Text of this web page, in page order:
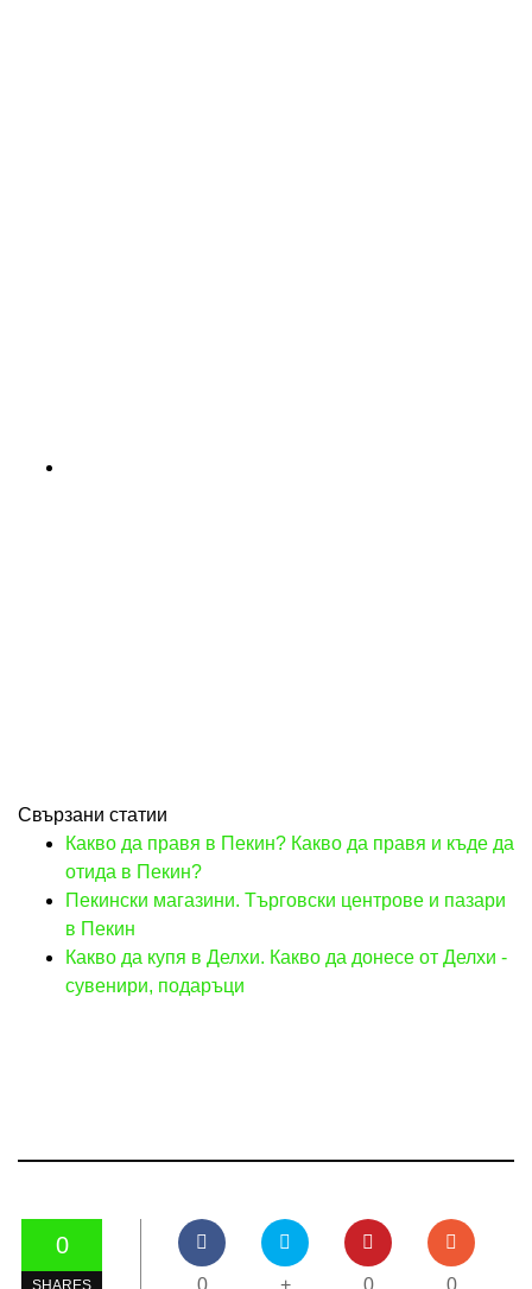
Свързани статии
Какво да правя в Пекин? Какво да правя и къде да
отида в Пекин?
Пекински магазини. Търговски центрове и пазари
в Пекин
Какво да купя в Делхи. Какво да донесе от Делхи -
сувенири, подаръци
0